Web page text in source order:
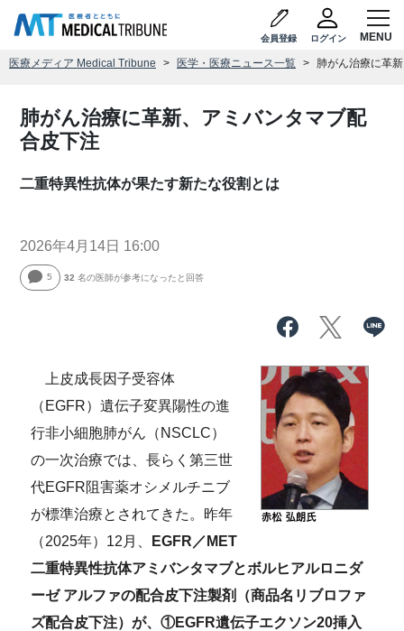
会員登録 ログイン
医療メディア Medical Tribune 医学・医療ニュース一覧 肺がん治療に革
肺がん治療に革新、アミバンタマブ配
合皮下注
二重特異性抗体が果たす新たな役割とは
2026年4月14日 16:00
5 32 名の医師が参考になったと回答
上皮成長因子受容体
（EGFR）遺伝子変異陽性の進
行非小細胞肺がん（NSCLC）
の一次治療では、長らく第三世
代EGFR阻害薬オシメルチニブ
が標準治療とされてきた。昨年
（2025年）12月、
EGFR／MET
二重特異性抗体アミバンタマブとボルヒアルロニダ
ーゼ アルファの配合皮下注製剤（商品名リブロファ
ズ配合皮下注）が、①EGFR遺伝子エクソン20挿入